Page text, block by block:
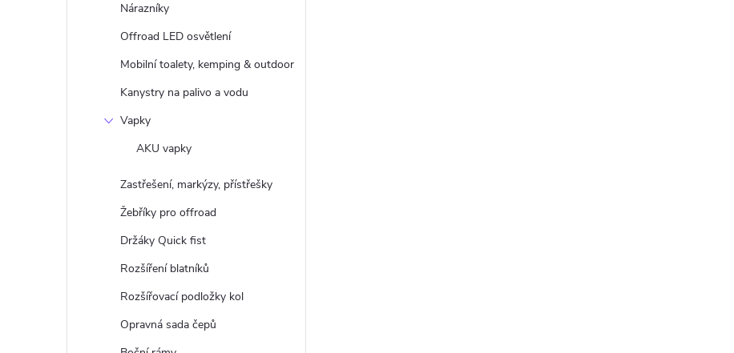
Nárazníky
Offroad LED osvětlení
Mobilní toalety, kemping & outdoor
Kanystry na palivo a vodu
Vapky
AKU vapky
Zastřešení, markýzy, přístřešky
Žebříky pro offroad
Držáky Quick fist
Rozšíření blatníků
Rozšířovací podložky kol
Opravná sada čepů